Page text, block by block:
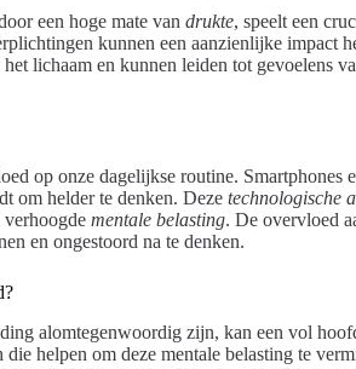
een hoge mate van drukte, speelt een
kunnen een aanzienlijke impact
lichaam en kunnen leiden tot gevoelens
op onze dagelijkse routine. Smartphones
om helder te denken. Deze technologische
verhoogde mentale belasting. De overvloed
en ongestoord na te denken.
alomtegenwoordig zijn, kan een vol
helpen om deze mentale belasting te